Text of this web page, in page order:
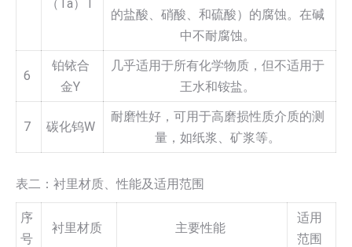
（Ta）T
的盐酸、硝酸、和硫酸）的腐蚀。在碱
中不耐腐蚀。
6
铂铱合
金Y
几乎适用于所有化学物质，但不适用于
王水和铵盐。
7 碳化钨W
耐磨性好，可用于高磨损性质介质的测
量，如纸浆、矿浆等。
表二：衬里材质、性能及适用范围
序
号
衬里材质 主要性能
适用
范围